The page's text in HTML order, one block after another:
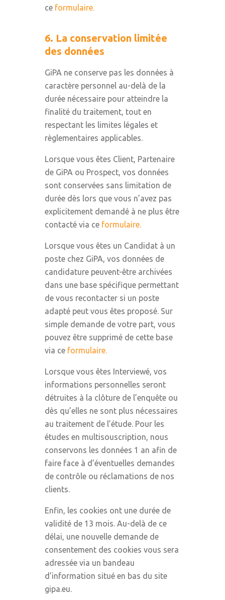
ce formulaire.
6. La conservation limitée
des données
GiPA ne conserve pas les données à
caractère personnel au-delà de la
durée nécessaire pour atteindre la
finalité du traitement, tout en
respectant les limites légales et
règlementaires applicables.
Lorsque vous êtes Client, Partenaire
de GiPA ou Prospect, vos données
sont conservées sans limitation de
durée dès lors que vous n’avez pas
explicitement demandé à ne plus être
contacté via ce formulaire.
Lorsque vous êtes un Candidat à un
poste chez GiPA, vos données de
candidature peuvent-être archivées
dans une base spécifique permettant
de vous recontacter si un poste
adapté peut vous êtes proposé. Sur
simple demande de votre part, vous
pouvez être supprimé de cette base
via ce formulaire.
Lorsque vous êtes Interviewé, vos
informations personnelles seront
détruites à la clôture de l’enquête ou
dès qu’elles ne sont plus nécessaires
au traitement de l’étude. Pour les
études en multisouscription, nous
conservons les données 1 an afin de
faire face à d’éventuelles demandes
de contrôle ou réclamations de nos
clients.
Enfin, les cookies ont une durée de
validité de 13 mois. Au-delà de ce
délai, une nouvelle demande de
consentement des cookies vous sera
adressée via un bandeau
d’information situé en bas du site
gipa.eu.